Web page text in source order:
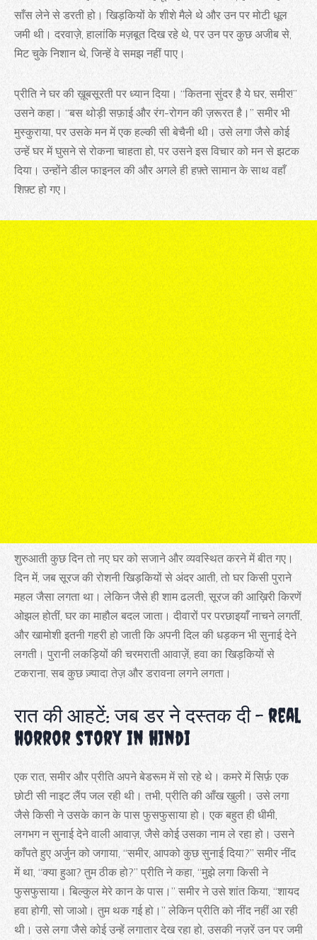
साँस लेने से डरती हो। खिड़कियों के शीशे मैले थे और उन पर मोटी धूल
जमी थी। दरवाज़े, हालांकि मज़बूत दिख रहे थे, पर उन पर कुछ अजीब से,
मिट चुके निशान थे, जिन्हें वे समझ नहीं पाए।
प्रीति ने घर की ख़ूबसूरती पर ध्यान दिया। “कितना सुंदर है ये घर, समीर!”
उसने कहा। “बस थोड़ी सफ़ाई और रंग-रोगन की ज़रूरत है।” समीर भी
मुस्कुराया, पर उसके मन में एक हल्की सी बेचैनी थी। उसे लगा जैसे कोई
उन्हें घर में घुसने से रोकना चाहता हो, पर उसने इस विचार को मन से झटक
दिया। उन्होंने डील फाइनल की और अगले ही हफ़्ते सामान के साथ वहाँ
शिफ़्ट हो गए।
शुरुआती कुछ दिन तो नए घर को सजाने और व्यवस्थित करने में बीत गए।
दिन में, जब सूरज की रोशनी खिड़कियों से अंदर आती, तो घर किसी पुराने
महल जैसा लगता था। लेकिन जैसे ही शाम ढलती, सूरज की आख़िरी किरणें
ओझल होतीं, घर का माहौल बदल जाता। दीवारों पर परछाइयाँ नाचने लगतीं,
और खामोशी इतनी गहरी हो जाती कि अपनी दिल की धड़कन भी सुनाई देने
लगती। पुरानी लकड़ियों की चरमराती आवाज़ें, हवा का खिड़कियों से
टकराना, सब कुछ ज़्यादा तेज़ और डरावना लगने लगता।
रात की आहटें: जब डर ने दस्तक दी – real
horror story in hindi
एक रात, समीर और प्रीति अपने बेडरूम में सो रहे थे। कमरे में सिर्फ़ एक
छोटी सी नाइट लैंप जल रही थी। तभी, प्रीति की आँख खुली। उसे लगा
जैसे किसी ने उसके कान के पास फुसफुसाया हो। एक बहुत ही धीमी,
लगभग न सुनाई देने वाली आवाज़, जैसे कोई उसका नाम ले रहा हो। उसने
काँपते हुए अर्जुन को जगाया, “समीर, आपको कुछ सुनाई दिया?” समीर नींद
में था, “क्या हुआ? तुम ठीक हो?” प्रीति ने कहा, “मुझे लगा किसी ने
फुसफुसाया। बिल्कुल मेरे कान के पास।” समीर ने उसे शांत किया, “शायद
हवा होगी, सो जाओ। तुम थक गई हो।” लेकिन प्रीति को नींद नहीं आ रही
थी। उसे लगा जैसे कोई उन्हें लगातार देख रहा हो, उसकी नज़रें उन पर जमी